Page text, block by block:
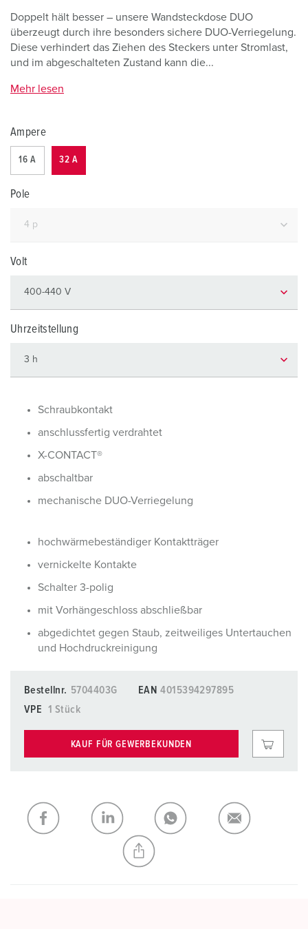
Doppelt hält besser – unsere Wandsteckdose DUO
überzeugt durch ihre besonders sichere DUO-Verriegelung.
Diese verhindert das Ziehen des Steckers unter Stromlast,
und im abgeschalteten Zustand kann die...
Mehr lesen
Ampere
16 A 32 A
Pole
Volt
Uhrzeitstellung
Schraubkontakt
anschlussfertig verdrahtet
X-CONTACT®
abschaltbar
mechanische DUO-Verriegelung
hochwärmebeständiger Kontaktträger
vernickelte Kontakte
Schalter 3-polig
mit Vorhängeschloss abschließbar
abgedichtet gegen Staub, zeitweiliges Untertauchen
und Hochdruckreinigung
Bestellnr. 5704403G EAN 4015394297895
VPE
1 Stück
KAUF FÜR GEWERBEKUNDEN